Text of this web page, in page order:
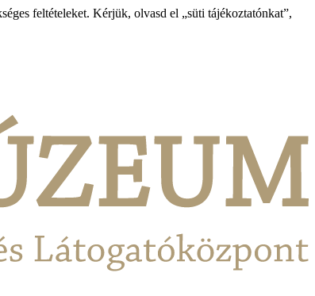
feltételeket. Kérjük, olvasd el „süti tájékoztatónkat”,